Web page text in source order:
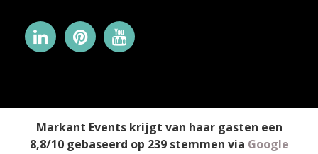
Markant Eventskrijgt van haar gasten een
8,8/10gebaseerd op 239stemmen via Google